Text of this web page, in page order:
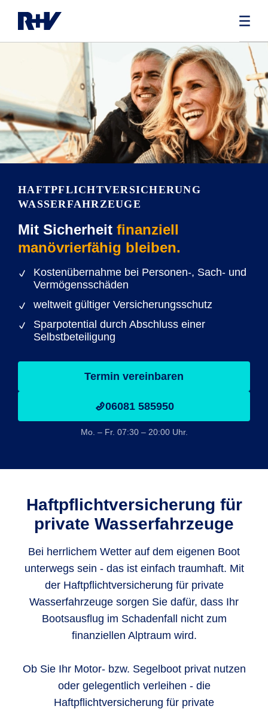
HAFTPFLICHT­VERSICHERUNG
WASSERFAHRZEUGE
Mit Sicherheit finanziell
manövrierfähig bleiben.
Kostenübernahme bei Personen-, Sach- und
Vermögensschäden
weltweit gültiger Versicherungsschutz
Sparpotential durch Abschluss einer
Selbstbeteiligung
Termin vereinbaren
06081 585950
Mo. – Fr. 07:30 – 20:00 Uhr.
Haftpflicht­versicherung für
private Wasserfahrzeuge
Bei herrlichem Wetter auf dem eigenen Boot
unterwegs sein - das ist einfach traumhaft. Mit
der Haftpflichtversicherung für private
Wasserfahrzeuge sorgen Sie dafür, dass Ihr
Bootsausflug im Schadenfall nicht zum
finanziellen Alptraum wird.
Ob Sie Ihr Motor- bzw. Segelboot privat nutzen
oder gelegentlich verleihen - die
Haftpflichtversicherung für private